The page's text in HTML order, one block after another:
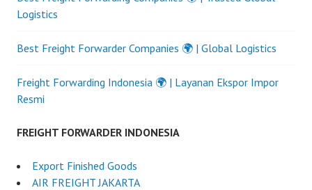
Logistics
Best Freight Forwarder Companies 🌍 | Global Logistics
Freight Forwarding Indonesia 🌍 | Layanan Ekspor Impor
Resmi
FREIGHT FORWARDER INDONESIA
Export Finished Goods
AIR FREIGHT JAKARTA